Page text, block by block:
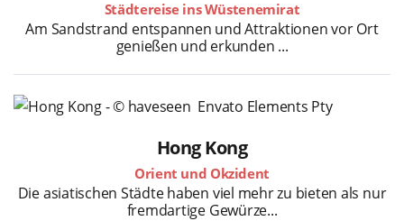
Städtereise ins Wüstenemirat
Am Sandstrand entspannen und Attraktionen vor Ort
genießen und erkunden ...
Hong Kong
Orient und Okzident
Die asiatischen Städte haben viel mehr zu bieten als nur
fremdartige Gewürze...